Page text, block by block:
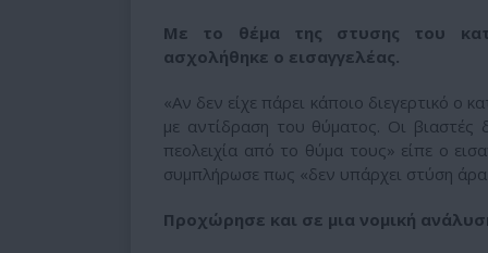
Με το θέμα της στυσης του
ασχολήθηκε ο εισαγγελέας.
«Αν δεν είχε πάρει κάποιο διεγερτικό ο
με αντίδραση του θύματος. Οι
πεολειχία από το θύμα τους» είπε ο
συμπλήρωσε πως «δεν υπάρχει στύση
Προχώρησε και σε μια νομική